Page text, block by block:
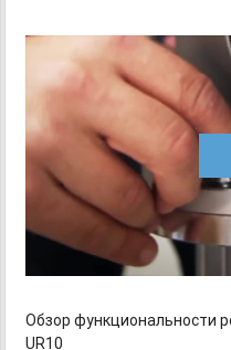
Обзор функциональности
UR10